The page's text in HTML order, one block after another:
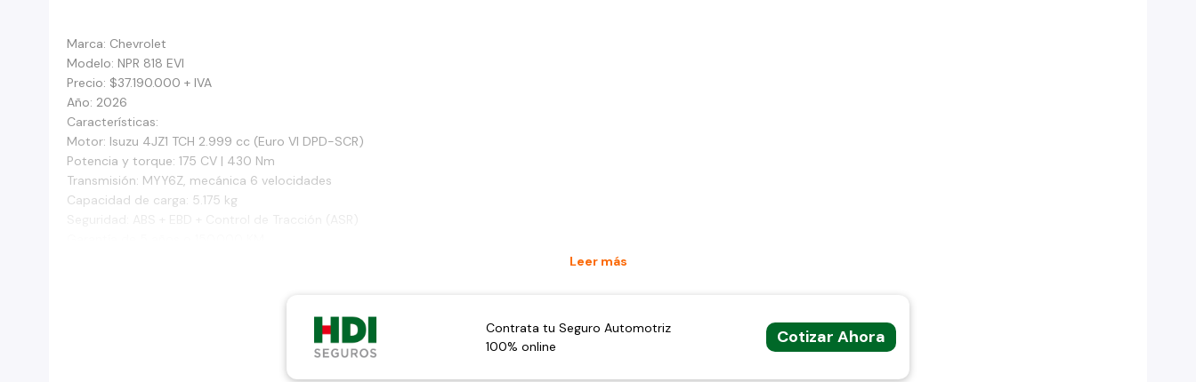
Marca: Chevrolet
Modelo: NPR 818 EVI
Precio: $37.190.000 + IVA
Año: 2026
Características:
Motor: Isuzu 4JZ1 TCH 2.999 cc (Euro VI DPD-SCR)
Potencia y torque: 175 CV | 430 Nm
Transmisión: MYY6Z, mecánica 6 velocidades
Capacidad de carga: 5.175 kg
Leer más
Contrata tu Seguro Automotriz
100% online
Cotizar Ahora